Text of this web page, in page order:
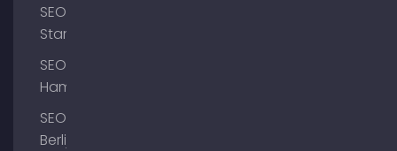
SEO
Starnberg
SEO
Hamburg
SEO
Berlijn